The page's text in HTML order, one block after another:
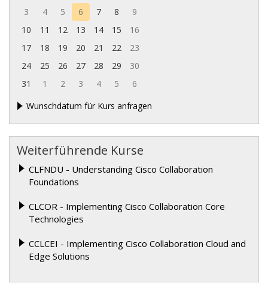
3
4 5 6 7 8
9
10
11 12 13 14 15
16
17
18 19 20 21 22
23
24
25 26 27 28 29
30
31
1 2 3 4 5
6
Wunschdatum für Kurs anfragen
Weiterführende Kurse
CLFNDU - Understanding Cisco Collaboration
Foundations
CLCOR - Implementing Cisco Collaboration Core
Technologies
CCLCEI - Implementing Cisco Collaboration Cloud and
Edge Solutions